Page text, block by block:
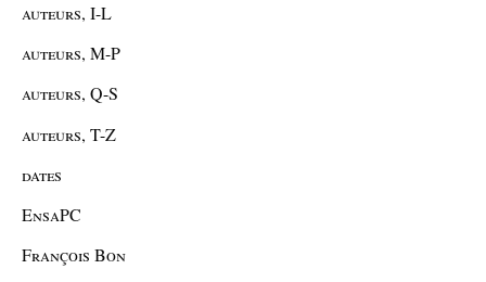
auteurs, I-L
auteurs, M-P
auteurs, Q-S
auteurs, T-Z
dates
EnsaPC
François Bon